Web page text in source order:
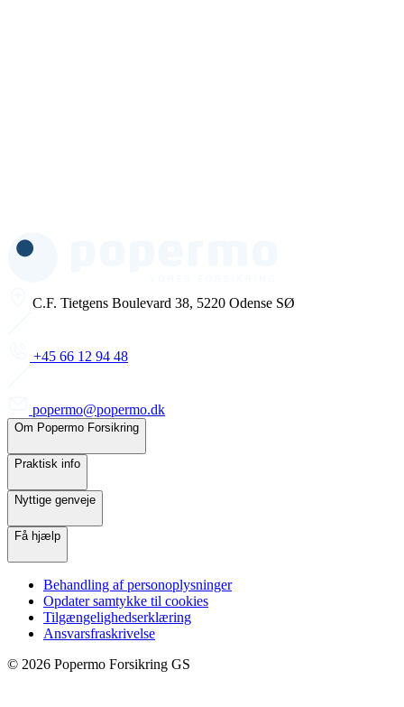
C.F. Tietgens Boulevard 38, 5220 Odense SØ
+45 66 12 94 48
popermo@popermo.dk
Om Popermo Forsikring
Praktisk info
Nyttige genveje
Få hjælp
Behandling af personoplysninger
Opdater samtykke til cookies
Tilgængelighedserklæring
Ansvarsfraskrivelse
© 2026 Popermo Forsikring GS